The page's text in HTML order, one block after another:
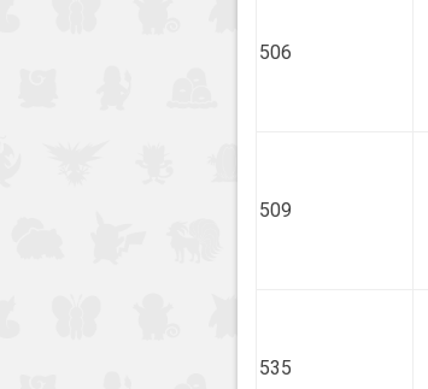
506
509
535